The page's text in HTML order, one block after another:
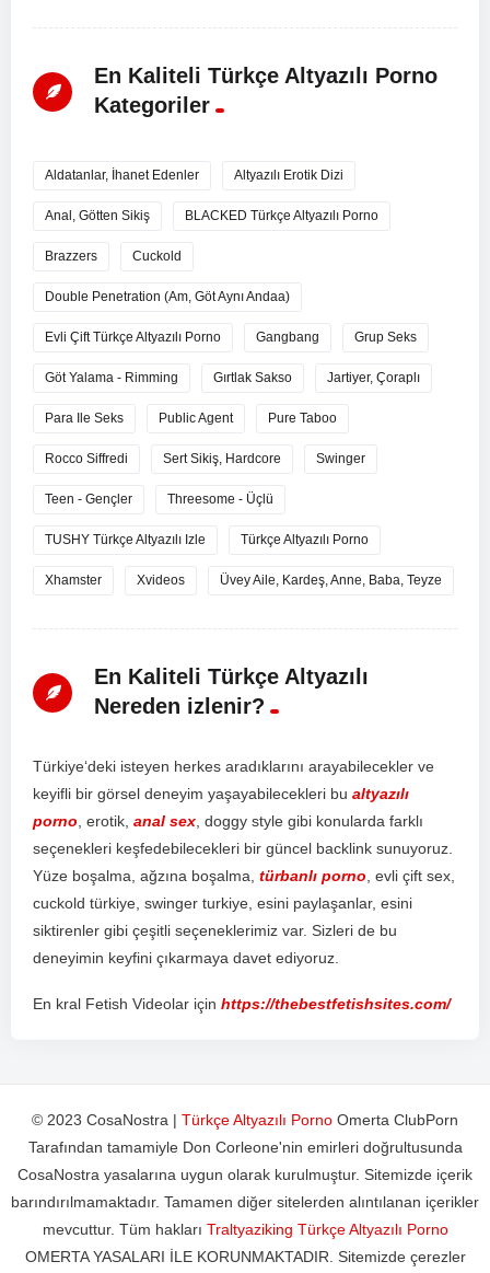
En Kaliteli Türkçe Altyazılı Porno
Kategoriler
Aldatanlar, İhanet Edenler Altyazılı Erotik Dizi
Anal, Götten Sikiş BLACKED Türkçe Altyazılı Porno
Brazzers Cuckold
Double Penetration (Am, Göt Aynı Andaa)
Evli Çift Türkçe Altyazılı Porno Gangbang Grup Seks
Göt Yalama - Rimming Gırtlak Sakso Jartiyer, Çoraplı
Para Ile Seks Public Agent Pure Taboo
Rocco Siffredi Sert Sikiş, Hardcore Swinger
Teen - Gençler Threesome - Üçlü
TUSHY Türkçe Altyazılı Izle Türkçe Altyazılı Porno
Xhamster Xvideos Üvey Aile, Kardeş, Anne, Baba, Teyze
En Kaliteli Türkçe Altyazılı
Nereden izlenir?
Türkiye‘deki isteyen herkes aradıklarını arayabilecekler ve
keyifli bir görsel deneyim yaşayabilecekleri bu altyazılı
porno erotik anal sex doggy style gibi konularda farklı
seçenekleri keşfedebilecekleri bir güncel backlink sunuyoruz
Yüze boşalma ağzına boşalma türbanlı porno evli çift sex
cuckold türkiye swinger turkiye esini paylaşanlar, esini
siktirenler gibi çeşitli seçeneklerimiz var. Sizleri de bu
deneyimin keyfini çıkarmaya davet ediyoruz
En kral Fetish Videolar için https://thebestfetishsites.com/
© 2023 CosaNostra | Türkçe Altyazılı Porno Omerta ClubPorn
Tarafından tamamiyle Don Corleone'nin emirleri doğrultusunda
CosaNostra yasalarına uygun olarak kurulmuştur. Sitemizde içerik
barındırılmamaktadır. Tamamen diğer sitelerden alıntılanan içerikler
mevcuttur. Tüm hakları Traltyaziking Türkçe Altyazılı Porno
OMERTA YASALARI İLE KORUNMAKTADIR. Sitemizde çerezler